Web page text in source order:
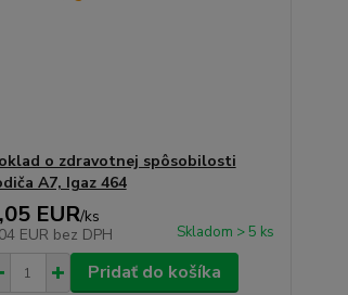
o zdravotnej spôsobilosti
A7, Igaz 464
EUR/ks
EUR bez DPH Skladom > 5 ks
Pridať do košíka